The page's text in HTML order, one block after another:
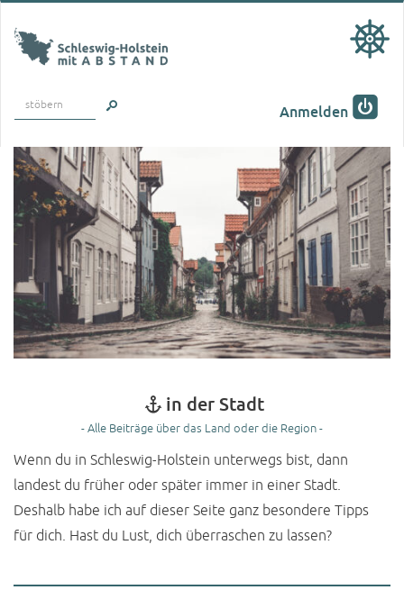
Anmelden
in der Stadt
- Alle Beiträge über das Land oder die Region -
Wenn du in Schleswig-Holstein unterwegs bist, dann
landest du früher oder später immer in einer Stadt.
Deshalb habe ich auf dieser Seite ganz besondere Tipps
für dich. Hast du Lust, dich überraschen zu lassen?